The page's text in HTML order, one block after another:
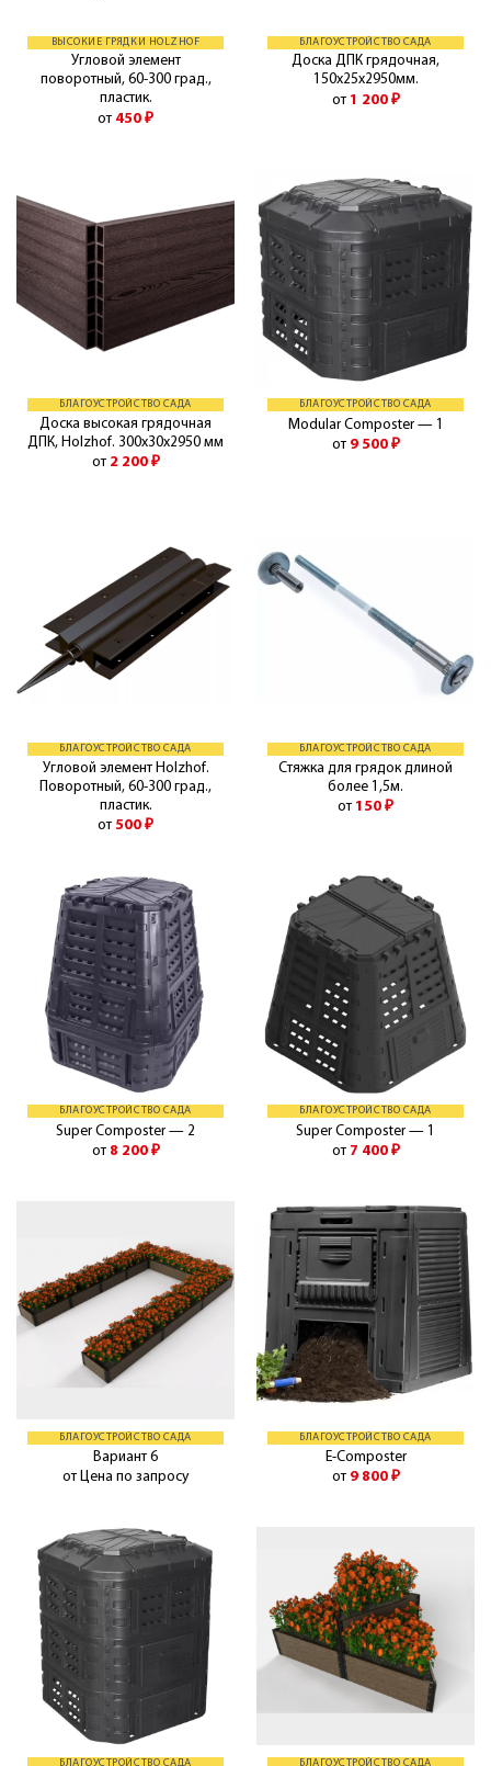
ВЫСОКИЕ ГРЯДКИ HOLZHOF
Угловой элемент
поворотный, 60-300 град.,
пластик.
от 450 ₽
БЛАГОУСТРОЙСТВО САДА
Доска ДПК грядочная,
150х25х2950мм.
от 1 200 ₽
БЛАГОУСТРОЙСТВО САДА
Доска высокая грядочная
ДПК, Holzhof. 300х30х2950 мм
от 2 200 ₽
БЛАГОУСТРОЙСТВО САДА
Modular Composter — 1
от 9 500 ₽
БЛАГОУСТРОЙСТВО САДА
Угловой элемент Holzhof.
Поворотный, 60-300 град.,
пластик.
от 500 ₽
БЛАГОУСТРОЙСТВО САДА
Стяжка для грядок длиной
более 1,5м.
от 150 ₽
БЛАГОУСТРОЙСТВО САДА
Super Composter — 2
от 8 200 ₽
БЛАГОУСТРОЙСТВО САДА
Super Composter — 1
от 7 400 ₽
БЛАГОУСТРОЙСТВО САДА
Вариант 6
от Цена по запросу
БЛАГОУСТРОЙСТВО САДА
E-Composter
от 9 800 ₽
БЛАГОУСТРОЙСТВО САДА БЛАГОУСТРОЙСТВО САДА